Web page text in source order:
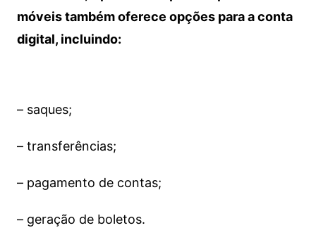
móveis também oferece opções para a conta
digital, incluindo:
– saques;
– transferências;
– pagamento de contas;
– geração de boletos.